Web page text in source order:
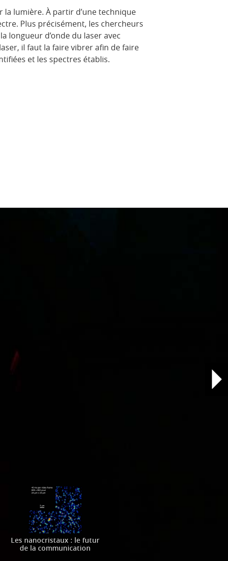
lumière. À partir d’une technique
Plus précisément, les chercheurs
longueur d’onde du laser avec
il faut la faire vibrer afin de faire
et les spectres établis.
Les nanocristaux : le futur
de la communication